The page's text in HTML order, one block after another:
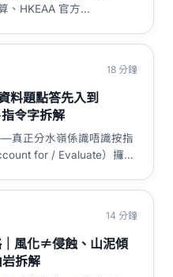
、HKEAA 官方
應用與趨勢、3 大迷思拆
18 分鐘
料題點答先入到
令字拆解
真正分水嶺係識唔識按指
for / Evaluate）攞對
跨單元陷阱。
14 分鐘
風化≠侵蝕、山泥傾
拆解